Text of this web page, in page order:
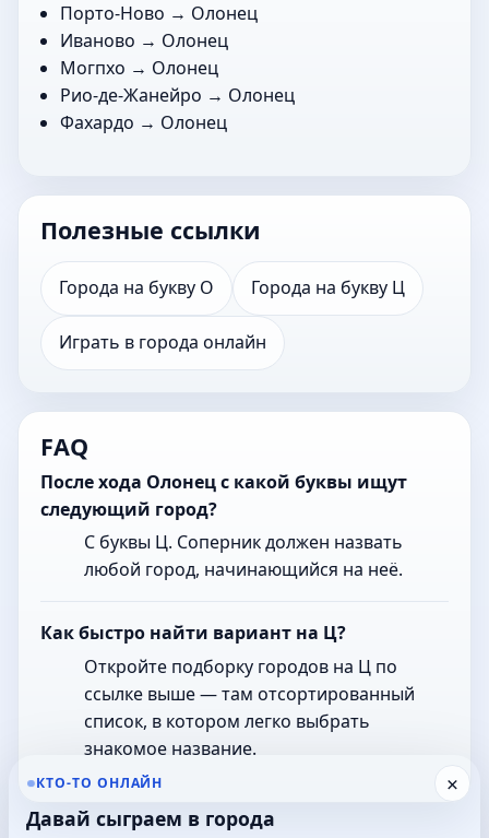
Порто-Ново → Олонец
Иваново → Олонец
Могпхо → Олонец
Рио-де-Жанейро → Олонец
Фахардо → Олонец
Полезные ссылки
Города на букву О Города на букву Ц
Играть в города онлайн
FAQ
После хода Олонец с какой буквы ищут
следующий город?
С буквы Ц. Соперник должен назвать
любой город, начинающийся на неё.
Как быстро найти вариант на Ц?
Откройте подборку городов на Ц по
ссылке выше — там отсортированный
список, в котором легко выбрать
знакомое название.
×
КТО-ТО ОНЛАЙН
Давай сыграем в города